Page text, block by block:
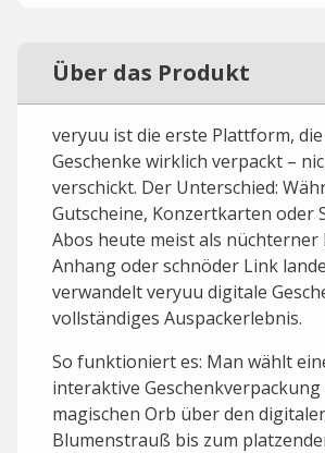
Über das Produkt
veryuu ist die erste Plattform,
Geschenke wirklich verpackt –
verschickt. Der Unterschied:
Gutscheine, Konzertkarten oder
Abos heute meist als nüchterner
Anhang oder schnöder Link
verwandelt veryuu digitale
vollständiges Auspackerlebnis.
So funktioniert es: Man wählt
interaktive Geschenkverpackung
magischen Orb über den
Blumenstrauß bis zum